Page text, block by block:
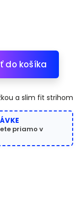
do košíka
a slim fit strihom
priamo v